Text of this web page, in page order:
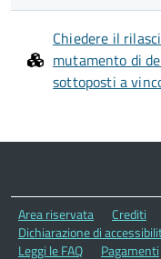
Chiedere il
mutamento di
sottoposti a
Area riservata Crediti
Dichiarazione di
Leggi le FAQ
Pagamenti